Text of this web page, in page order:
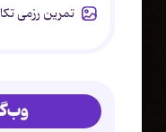
تمرین رزمی